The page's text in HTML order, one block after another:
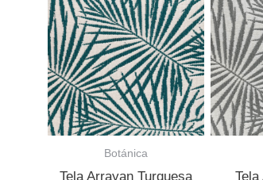
Botánica
Tela Arrayan Turquesa